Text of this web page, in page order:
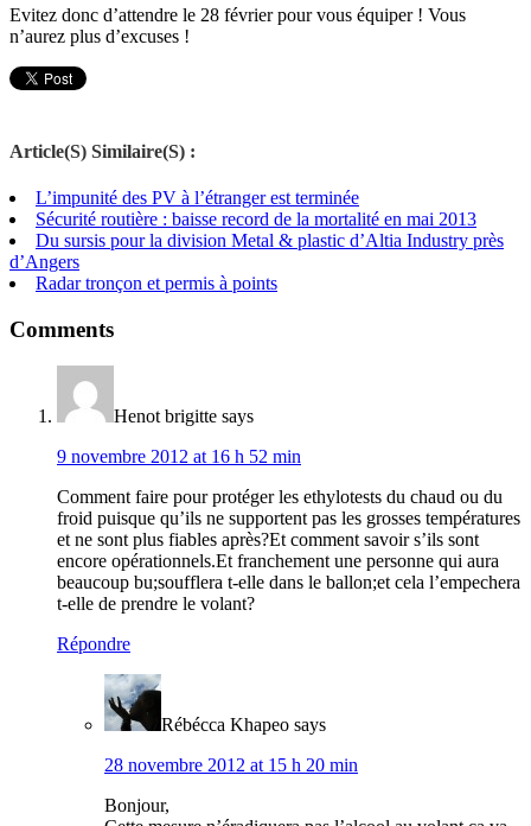
Evitez donc d’attendre le 28 février pour vous équiper ! Vous
n’aurez plus d’excuses !
Article(S) Similaire(S) :
L’impunité des PV à l’étranger est terminée
Sécurité routière : baisse record de la mortalité en mai 2013
Du sursis pour la division Metal & plastic d’Altia Industry près
d’Angers
Radar tronçon et permis à points
Comments
Henot brigitte says
9 novembre 2012 at 16 h 52 min
Comment faire pour protéger les ethylotests du chaud ou du
froid puisque qu’ils ne supportent pas les grosses températures
et ne sont plus fiables après?Et comment savoir s’ils sont
encore opérationnels.Et franchement une personne qui aura
beaucoup bu;soufflera t-elle dans le ballon;et cela l’empechera
t-elle de prendre le volant?
Répondre
Rébécca Khapeo says
28 novembre 2012 at 15 h 20 min
Bonjour,